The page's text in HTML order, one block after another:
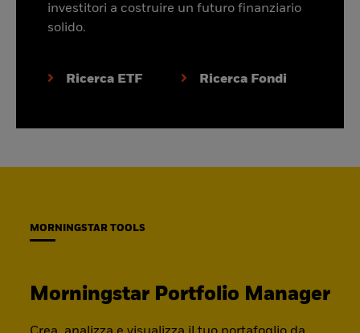
investitori a costruire un futuro finanziario
solido.
Ricerca ETF Ricerca Fondi
MORNINGSTAR TOOLS
Morningstar Portfolio Manager